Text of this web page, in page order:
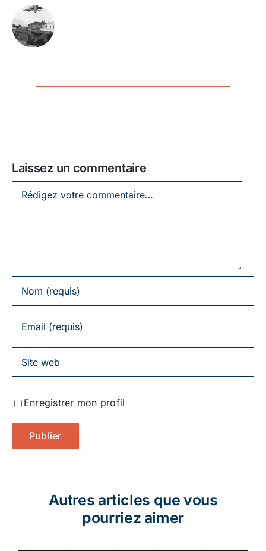
Laissez un commentaire
Laissez
Enregistrer mon profil
Autres articles que vous
pourriez aimer